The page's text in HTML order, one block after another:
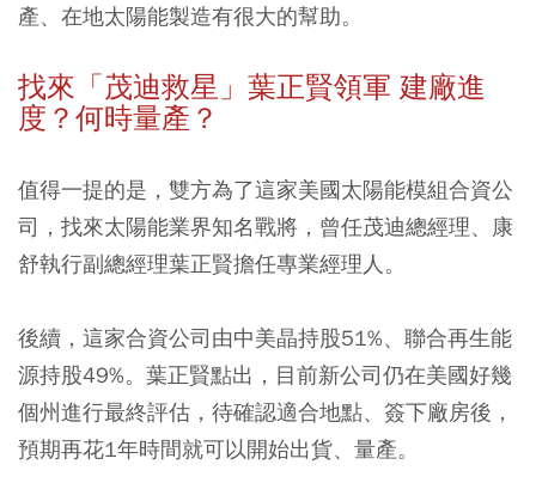
產、在地太陽能製造有很大的幫助。
找來「茂迪救星」葉正賢領軍 建廠進
度？何時量產？
值得一提的是，雙方為了這家美國太陽能模組合資公
司，找來太陽能業界知名戰將，曾任茂迪總經理、康
舒執行副總經理葉正賢擔任專業經理人。
後續，這家合資公司由中美晶持股51%、聯合再生能
源持股49%。葉正賢點出，目前新公司仍在美國好幾
個州進行最終評估，待確認適合地點、簽下廠房後，
預期再花1年時間就可以開始出貨、量產。